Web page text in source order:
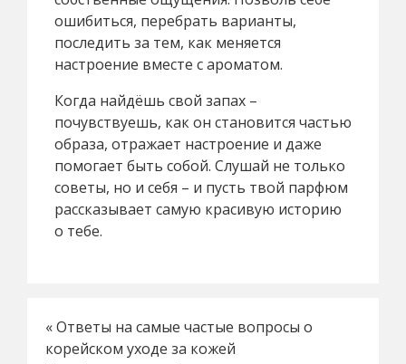
ошибиться, перебрать варианты,
последить за тем, как меняется
настроение вместе с ароматом.
Когда найдёшь свой запах –
почувствуешь, как он становится частью
образа, отражает настроение и даже
помогает быть собой. Слушай не только
советы, но и себя – и пусть твой парфюм
рассказывает самую красивую историю
о тебе.
«Ответы на самые частые вопросы о
корейском уходе за кожей